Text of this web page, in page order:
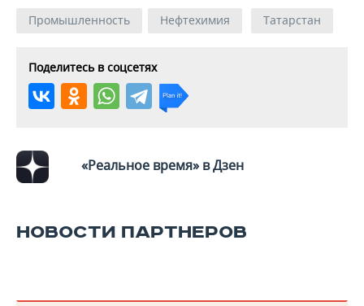
Промышленность Нефтехимия Татарстан
Поделитесь в соцсетях
«Реальное время» в Дзен
НОВОСТИ ПАРТНЕРОВ